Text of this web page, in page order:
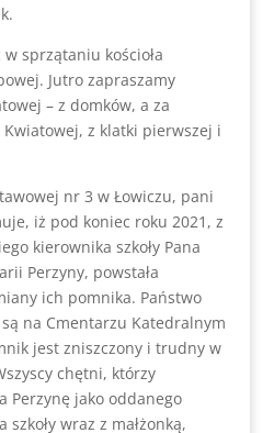
w sprzątaniu kościoła
Jutro zapraszamy
– z domków, a za
z klatki pierwszej i
nr 3 w Łowiczu, pani
iż pod koniec roku 2021, z
kierownika szkoły Pana
Perzyny, powstała
ich pomnika. Państwo
na Cmentarzu Katedralnym
jest zniszczony i trudny w
chętni, którzy
Perzynę jako oddanego
wraz z małżonką,